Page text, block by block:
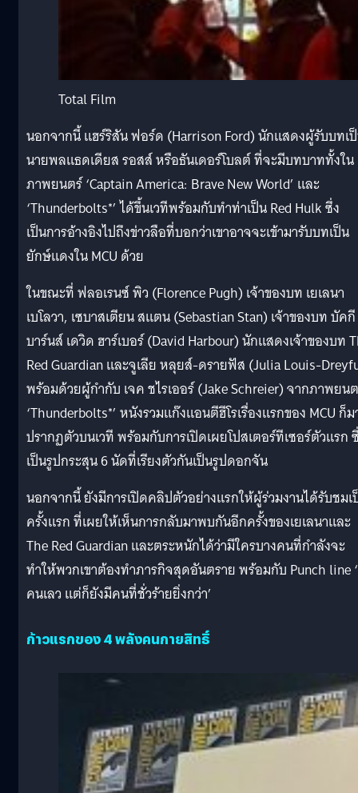
Total Film
นอกจากนี้ แฮร์ริสัน ฟอร์ด (Harrison Ford) นักแสดงผู้รับบทเ
นายพลแธดเดียส รอสส์ หรือธันเดอร์โบลต์ ที่จะมีบทบาททั้งใน
ภาพยนตร์ ‘Captain America: Brave New World’ และ
‘Thunderbolts*’ ได้ขึ้นเวทีพร้อมกับทำท่าเป็น Red Hulk ซึ่ง
เป็นการอ้างอิงไปถึงข่าวลือที่บอกว่าเขาอาจจะเข้ามารับบทเป็น
ยักษ์แดงใน MCU ด้วย
ในขณะที่ ฟลอเรนซ์ พิว (Florence Pugh) เจ้าของบท เยเลนา
เบโลวา, เซบาสเตียน สแตน (Sebastian Stan) เจ้าของบท บัคกี
บาร์นส์ เดวิด ฮาร์เบอร์ (David Harbour) นักแสดงเจ้าของบท
Red Guardian และจูเลีย หลุยส์-ดรายฟัส (Julia Louis-
พร้อมด้วยผู้กำกับ เจค ชไรเออร์ (Jake Schreier) จากภาพยน
‘Thunderbolts*’ หนังรวมแก๊งแอนตีฮีโรเรื่องแรกของ MCU ก็
ปรากฏตัวบนเวที พร้อมกับการเปิดเผยโปสเตอร์ทีเซอร์ตัวแรก
เป็นรูปกระสุน 6 นัดที่เรียงตัวกันเป็นรูปดอกจัน
นอกจากนี้ ยังมีการเปิดคลิปตัวอย่างแรกให้ผู้ร่วมงานได้รับชมเ
ครั้งแรก ที่เผยให้เห็นการกลับมาพบกันอีกครั้งของเยเลนาและ
The Red Guardian และตระหนักได้ว่ามีใครบางคนที่กำลังจะ
ทำให้พวกเขาต้องทำภารกิจสุดอันตราย พร้อมกับ Punch line
คนเลว แต่ก็ยังมีคนที่ชั่วร้ายยิ่งกว่า’
ก้าวแรกของ 4 พลังคนกายสิทธิ์